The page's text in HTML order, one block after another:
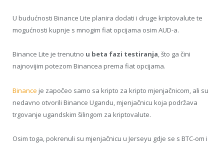
U budućnosti Binance Lite planira dodati i druge kriptovalute te
mogućnosti kupnje s mnogim fiat opcijama osim AUD-a.
Binance Lite je trenutno u beta fazi testiranja, što ga čini
najnovijim potezom Binancea prema fiat opcijama.
Binance je započeo samo sa kripto za kripto mjenjačnicom, ali su
nedavno otvorili Binance Ugandu, mjenjačnicu koja podržava
trgovanje ugandskim šilingom za kriptovalute.
Osim toga, pokrenuli su mjenjačnicu u Jerseyu gdje se s BTC-om i